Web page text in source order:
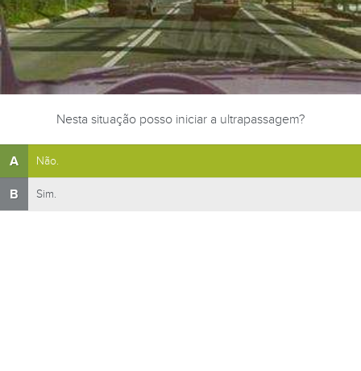
Nesta situação posso iniciar a ultrapassagem?
A Não.
B Sim.